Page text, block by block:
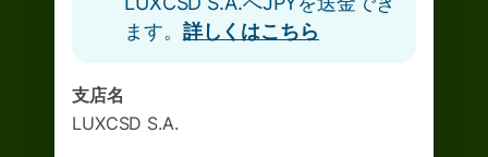
ます。 詳しくはこちら
支店名
LUXCSD S.A.